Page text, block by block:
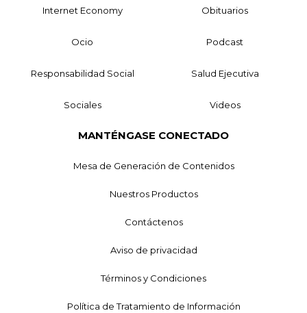
Internet Economy Obituarios
Ocio Podcast
Responsabilidad Social Salud Ejecutiva
Sociales Videos
MANTÉNGASE CONECTADO
Mesa de Generación de Contenidos
Nuestros Productos
Contáctenos
Aviso de privacidad
Términos y Condiciones
Política de Tratamiento de Información